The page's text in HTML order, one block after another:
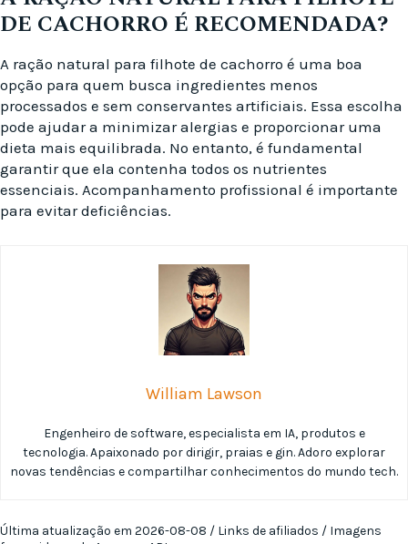
DE CACHORRO É RECOMENDADA?
A ração natural para filhote de cachorro é uma boa
opção para quem busca ingredientes menos
processados e sem conservantes artificiais. Essa escolha
pode ajudar a minimizar alergias e proporcionar uma
dieta mais equilibrada. No entanto, é fundamental
garantir que ela contenha todos os nutrientes
essenciais. Acompanhamento profissional é importante
para evitar deficiências.
William Lawson
Engenheiro de software, especialista em IA, produtos e
tecnologia. Apaixonado por dirigir, praias e gin. Adoro explorar
novas tendências e compartilhar conhecimentos do mundo tech.
Última atualização em 2026-08-08 / Links de afiliados / Imagens